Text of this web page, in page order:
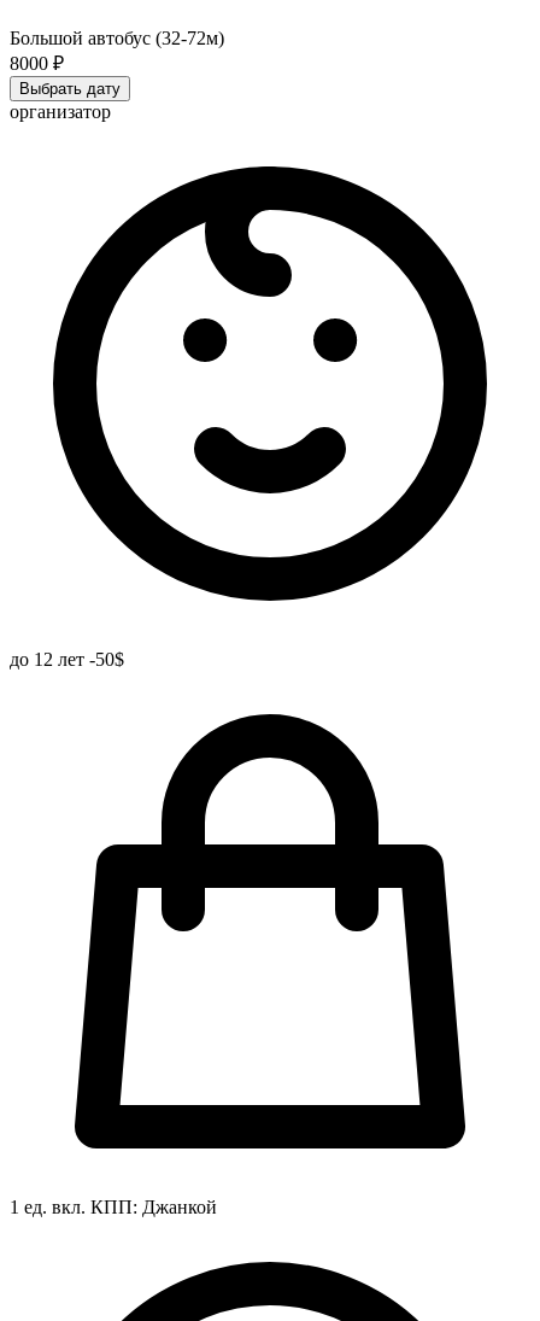
Большой автобус (32-72м)
8000 ₽
Выбрать дату
организатор
до 12 лет -50$
1 ед. вкл. КПП: Джанкой